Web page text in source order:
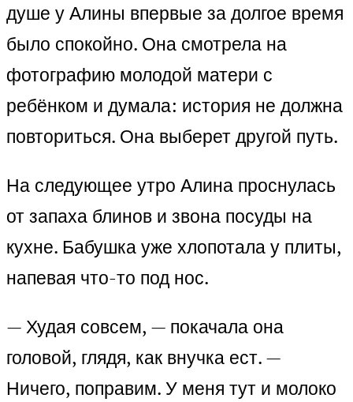
душе у Алины впервые за долгое время
было спокойно. Она смотрела на
фотографию молодой матери с
ребёнком и думала: история не должна
повториться. Она выберет другой путь.
На следующее утро Алина проснулась
от запаха блинов и звона посуды на
кухне. Бабушка уже хлопотала у плиты,
напевая что-то под нос.
— Худая совсем, — покачала она
головой, глядя, как внучка ест. —
Ничего, поправим. У меня тут и молоко